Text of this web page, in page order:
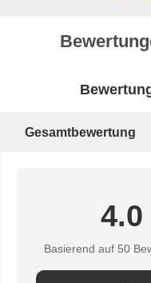
Gesamtbewertung
4.0
Basierend auf 50